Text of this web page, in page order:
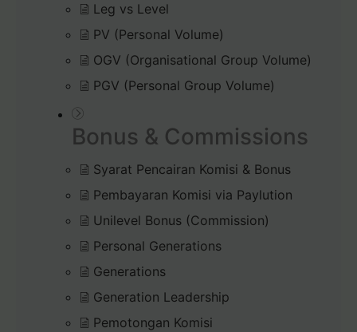
Leg vs Level
PV (Personal Volume)
OGV (Organisational Group Volume)
PGV (Personal Group Volume)
Bonus & Commissions
Syarat Pencairan Komisi & Bonus
Pembayaran Komisi via Paylution
Unilevel Bonus (Commission)
Personal Generations
Generations
Generation Leadership
Pemotongan Komisi